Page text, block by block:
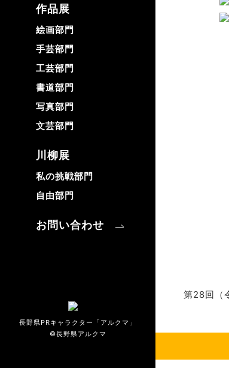
作品展
絵画部門
手芸部門
工芸部門
書道部門
写真部門
文芸部門
川柳展
私の挑戦部門
自由部門
お問い合わせ
長野県PRキャラクター「アルクマ」
©長野県アルクマ
第28回（